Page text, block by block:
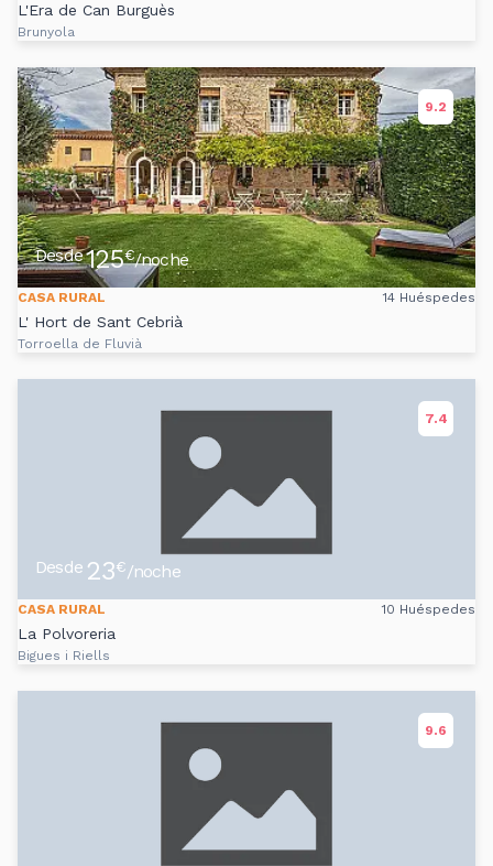
L'Era de Can Burguès
Brunyola
9.2
Desde125€/noche
CASA RURAL 14 Huéspedes
L' Hort de Sant Cebrià
Torroella de Fluvià
7.4
Desde 23€/noche
CASA RURAL 10 Huéspedes
La Polvoreria
Bigues i Riells
9.6